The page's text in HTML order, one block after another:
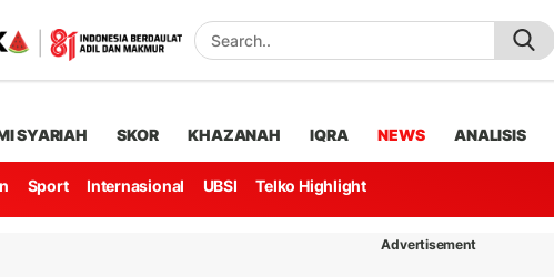
SYARIAH SKOR KHAZANAH IQRA NEWS ANALISIS
Sport Internasional UBSI Telko Highlight
Advertisement